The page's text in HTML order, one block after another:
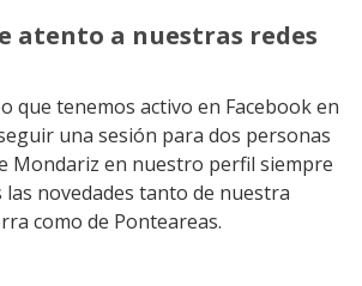
atento a nuestras redes
que tenemos activo en Facebook en
una sesión para dos personas
Mondariz en nuestro perfil siempre
novedades tanto de nuestra
como de Ponteareas.